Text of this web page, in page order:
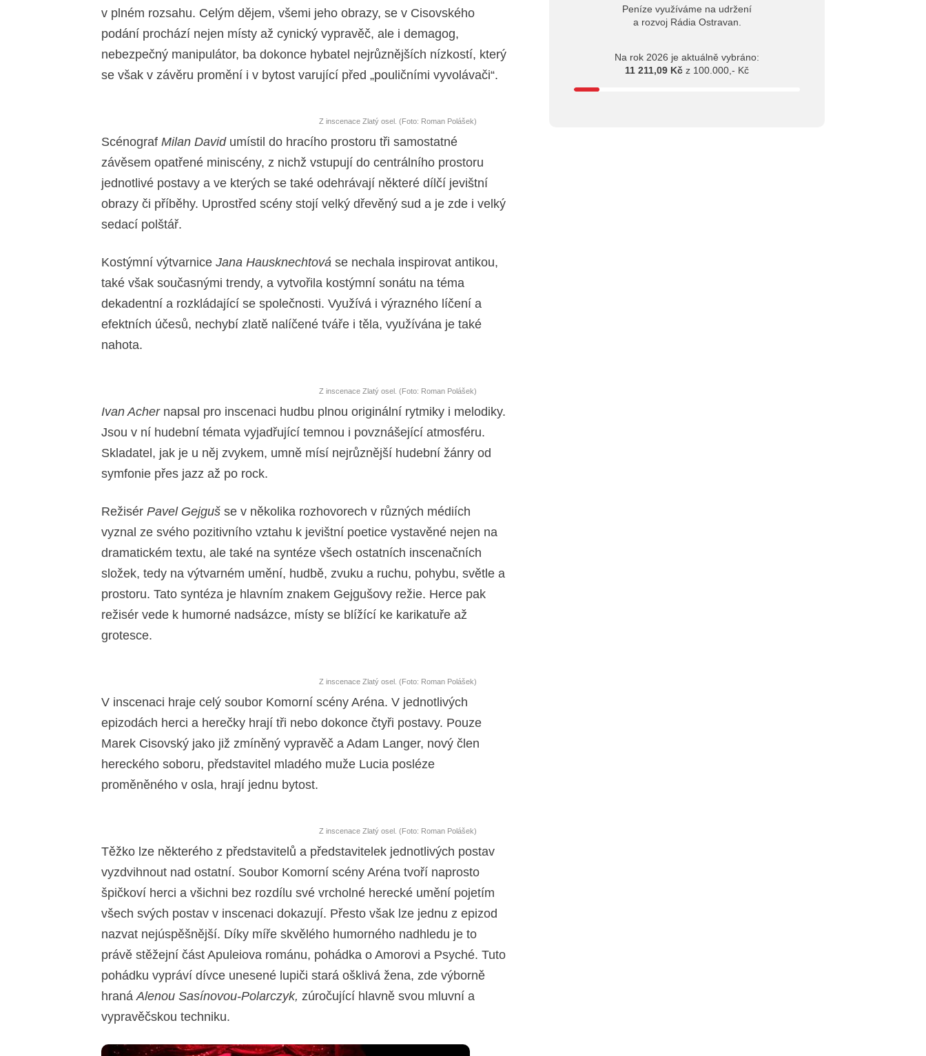
v plném rozsahu. Celým dějem, všemi jeho obrazy, se v Cisovského
podání prochází nejen místy až cynický vypravěč, ale i demagog,
nebezpečný manipulátor, ba dokonce hybatel nejrůznějších nízkostí, který
se však v závěru promění i v bytost varující před „pouličními vyvolávači“.
Z inscenace Zlatý osel. (Foto: Roman Polášek)
Scénograf Milan Davidumístil do hracího prostoru tři samostatné
závěsem opatřené miniscény, z nichž vstupují do centrálního prostoru
jednotlivé postavy a ve kterých se také odehrávají některé dílčí jevištní
obrazy či příběhy. Uprostřed scény stojí velký dřevěný sud a je zde i velký
sedací polštář.
Kostýmní výtvarnice Jana Hausknechtová se nechala inspirovat antikou,
také však současnými trendy, a vytvořila kostýmní sonátu na téma
dekadentní a rozkládající se společnosti. Využívá i výrazného líčení a
efektních účesů, nechybí zlatě nalíčené tváře i těla, využívána je také
nahota.
Z inscenace Zlatý osel. (Foto: Roman Polášek)
Ivan Acher napsal pro inscenaci hudbu plnou originální rytmiky i melodiky.
Jsou v ní hudební témata vyjadřující temnou i povznášející atmosféru.
Skladatel, jak je u něj zvykem, umně mísí nejrůznější hudební žánry od
symfonie přes jazz až po rock.
Režisér Pavel Gejguš se v několika rozhovorech v různých médiích
vyznal ze svého pozitivního vztahu k jevištní poetice vystavěné nejen na
dramatickém textu, ale také na syntéze všech ostatních inscenačních
složek, tedy na výtvarném umění, hudbě, zvuku a ruchu, pohybu, světle a
prostoru. Tato syntéza je hlavním znakem Gejgušovy režie. Herce pak
režisér vede k humorné nadsázce, místy se blížící ke karikatuře až
grotesce.
Z inscenace Zlatý osel. (Foto: Roman Polášek)
V inscenaci hraje celý soubor Komorní scény Aréna. V jednotlivých
epizodách herci a herečky hrají tři nebo dokonce čtyři postavy. Pouze
Marek Cisovský jako již zmíněný vypravěč a Adam Langer, nový člen
hereckého soboru, představitel mladého muže Lucia posléze
proměněného v osla, hrají jednu bytost.
Z inscenace Zlatý osel. (Foto: Roman Polášek)
Těžko lze některého z představitelů a představitelek jednotlivých postav
vyzdvihnout nad ostatní. Soubor Komorní scény Aréna tvoří naprosto
špičkoví herci a všichni bez rozdílu své vrcholné herecké umění pojetím
všech svých postav v inscenaci dokazují. Přesto však lze jednu z epizod
nazvat nejúspěšnější. Díky míře skvělého humorného nadhledu je to
právě stěžejní část Apuleiova románu, pohádka o Amorovi a Psyché. Tuto
pohádku vypráví dívce unesené lupiči stará ošklivá žena, zde výborně
hranáAlenou Sasínovou-Polarczyk, zúročující hlavně svou mluvní a
vypravěčskou techniku.
Peníze využíváme na udržení
a rozvoj Rádia Ostravan.
Na rok 2026 je aktuálně vybráno:
11 211,09 Kč z 100.000,- Kč